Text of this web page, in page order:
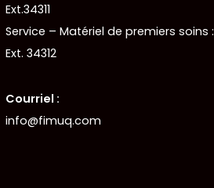
Ext.34311
Service – Matériel de premiers soins :
Ext. 34312
Courriel :
info@fimuq.com